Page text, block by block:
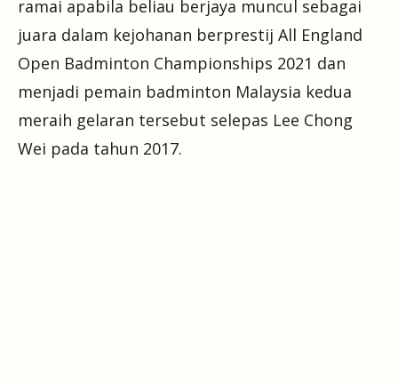
ramai apabila beliau berjaya muncul sebagai
juara dalam kejohanan berprestij All England
Open Badminton Championships 2021 dan
menjadi pemain badminton Malaysia kedua
meraih gelaran tersebut selepas Lee Chong
Wei pada tahun 2017.